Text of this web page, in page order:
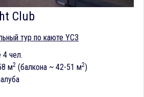
Club
тур по каюте YC3
4 чел.
м2 (балкона ~ 42-51 м2)